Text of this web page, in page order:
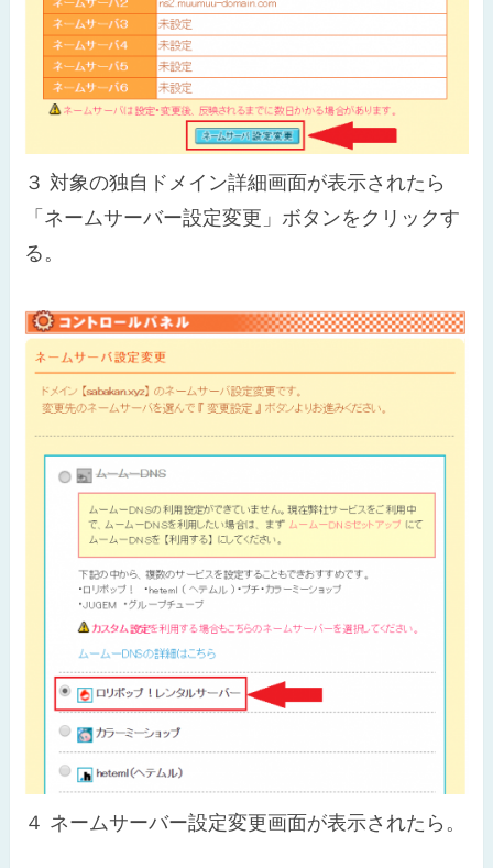
３ 対象の独自ドメイン詳細画面が表示されたら
「ネームサーバー設定変更」ボタンをクリックす
る。
４ ネームサーバー設定変更画面が表示されたら。